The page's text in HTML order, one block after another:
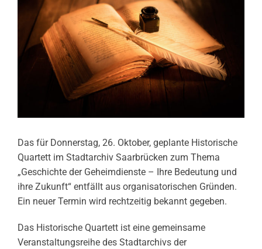
Das für Donnerstag, 26. Oktober, geplante Historische
Quartett im Stadtarchiv Saarbrücken zum Thema
„Geschichte der Geheimdienste – Ihre Bedeutung und
ihre Zukunft“ entfällt aus organisatorischen Gründen.
Ein neuer Termin wird rechtzeitig bekannt gegeben.
Das Historische Quartett ist eine gemeinsame
Veranstaltungsreihe des Stadtarchivs der